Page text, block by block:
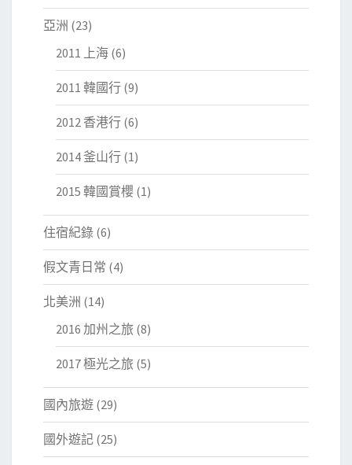
亞洲 (23)
2011 上海 (6)
2011 韓國行 (9)
2012 香港行 (6)
2014 釜山行 (1)
2015 韓國賞櫻 (1)
住宿紀錄 (6)
假文青日常 (4)
北美洲 (14)
2016 加州之旅 (8)
2017 極光之旅 (5)
國內旅遊 (29)
國外遊記 (25)